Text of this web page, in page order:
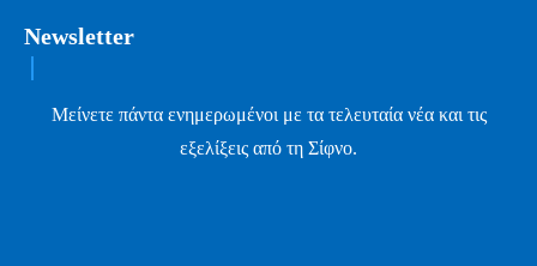
Newsletter
Μείνετε πάντα ενημερωμένοι με τα τελευταία νέα και τις
εξελίξεις από τη Σίφνο.